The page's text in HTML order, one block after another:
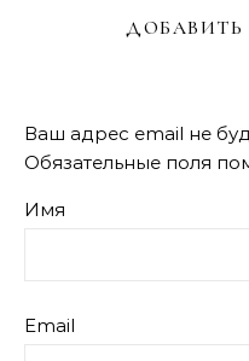
Ваш адрес email не
Обязательные поля
Имя
Email